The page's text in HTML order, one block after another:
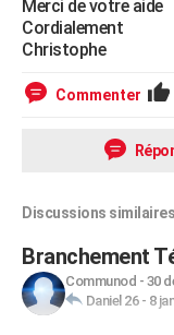
Merci de votre aide
Cordialement
Christophe
Commenter
Discussions similaires
Branchement
Communod - 30
Daniel 26- 8